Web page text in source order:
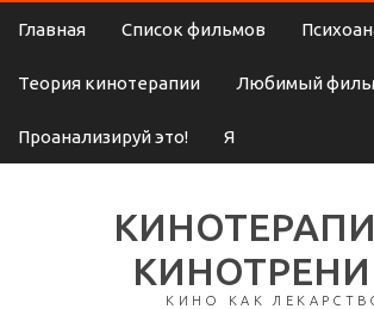
Главная Список фильмов
Теория кинотерапии Любимый
Проанализируй это! Я
КИНО КАК